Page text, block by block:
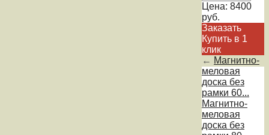
Цена: 8400
руб.
Заказать
Купить в 1
клик
← Магнитно-
меловая
доска без
рамки 60...
Магнитно-
меловая
доска без